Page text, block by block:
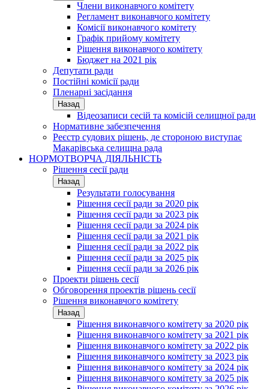
Члени виконавчого комітету
Регламент виконавчого комітету
Комісії виконавчого комітету
Графік прийому комітету
Рішення виконавчого комітету
Бюджет на 2021 рік
Депутати ради
Постійні комісії ради
Пленарні засідання
Назад
Відеозаписи сесій та комісій селищної ради
Нормативне забезпечення
Реєстр судових рішень, де стороною виступає
Макарівська селищна рада
НОРМОТВОРЧА ДІЯЛЬНІСТЬ
Рішення сесії ради
Назад
Результати голосування
Рішення сесії ради за 2020 рік
Рішення сесії ради за 2023 рік
Рішення сесії ради за 2024 рік
Рішення сесії ради за 2021 рік
Рішення сесії ради за 2022 рік
Рішення сесії ради за 2025 рік
Рішення сесії ради за 2026 рік
Проекти рішень сесії
Обговорення проектів рішень сесії
Рішення виконавчого комітету
Назад
Рішення виконавчого комітету за 2020 рік
Рішення виконавчого комітету за 2021 рік
Рішення виконавчого комітету за 2022 рік
Рішення виконавчого комітету за 2023 рік
Рішення виконавчого комітету за 2024 рік
Рішення виконавчого комітету за 2025 рік